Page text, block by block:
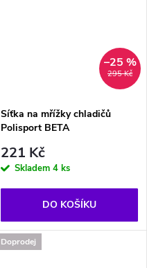
295 Kč
–25 %
Síťka na mřížky chladičů
Polisport BETA
221 Kč
Skladem 4 ks
DO KOŠÍKU
Doprodej